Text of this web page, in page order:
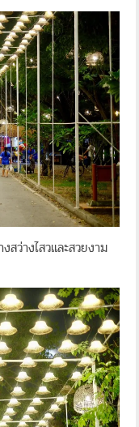
สว่างไสวและสวยงาม